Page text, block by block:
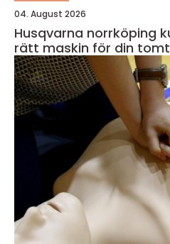
04. August 2026
Husqvarna norrköping kunskap, service och
rätt maskin för din tomt